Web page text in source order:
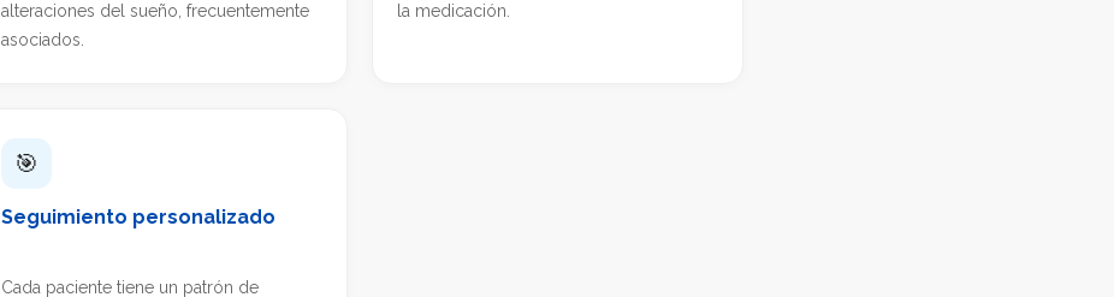
alteraciones del sueño, frecuentemente
asociados.
la medicación.
🎯
Seguimiento personalizado
Cada paciente tiene un patrón de